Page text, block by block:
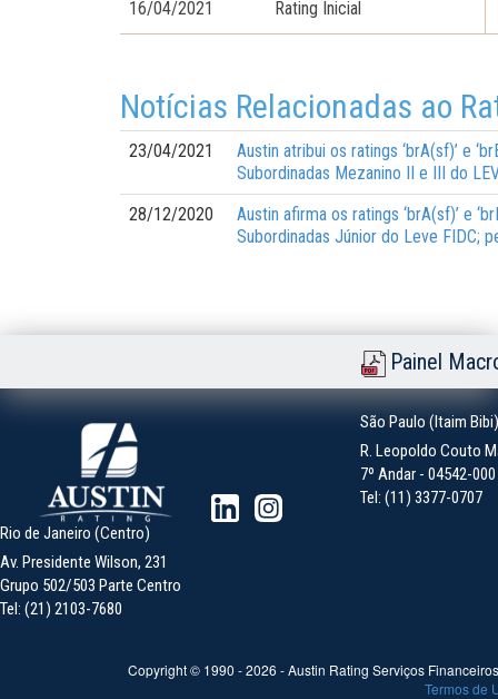
16/04/2021 Rating Inicial
Notícias Relacionadas ao
23/04/2021
Austin atribui os ratings ‘brA(sf)’ e
Subordinadas Mezanino II e III do
28/12/2020
Austin afirma os ratings ‘brA(sf)’ e
Subordinadas Júnior do Leve FIDC;
Painel
São Paulo (Itaim Bibi)
R. Leopoldo Couto
7º Andar - 04542-
Tel: (11) 3377-0707
Rio de Janeiro (Centro)
Av. Presidente Wilson, 231
Grupo 502/503 Parte Centro
Tel: (21) 2103-7680
Copyright © 1990 -2026 - Austin Rating Serviços
Termos de